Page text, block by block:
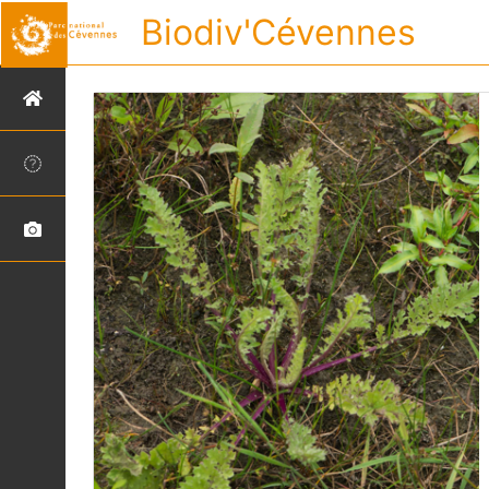
Biodiv'Cévennes